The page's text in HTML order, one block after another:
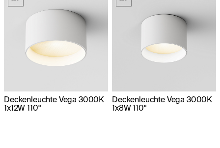
Deckenleuchte Vega 3000K
1x12W 110°
Deckenleuchte Vega 3000K
1x8W 110°